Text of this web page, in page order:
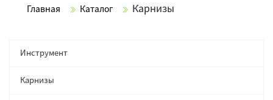
Главная Каталог Карнизы
Инструмент
Карнизы